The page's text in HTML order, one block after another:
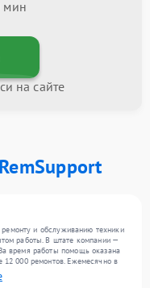
мин
на сайте
RemSupport
и обслуживанию техники
работы. В штате компании —
время работы помощь оказана
000 ремонтов. Ежемесячно в
, , . Мы работаем с широким
результат благодаря